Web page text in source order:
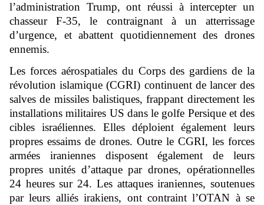
l’administration Trump, ont réussi à intercepter un
chasseur F-35, le contraignant à un atterrissage
d’urgence, et abattent quotidiennement des drones
ennemis.
Les forces aérospatiales du Corps des gardiens de la
révolution islamique (CGRI) continuent de lancer des
salves de missiles balistiques, frappant directement les
installations militaires US dans le golfe Persique et des
cibles israéliennes. Elles déploient également leurs
propres essaims de drones. Outre le CGRI, les forces
armées iraniennes disposent également de leurs
propres unités d’attaque par drones, opérationnelles
24 heures sur 24. Les attaques iraniennes, soutenues
par leurs alliés irakiens, ont contraint l’OTAN à se